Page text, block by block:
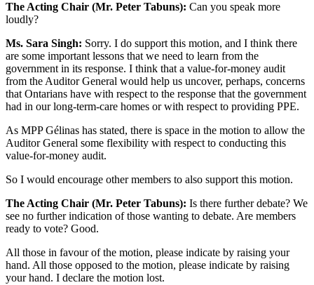
The Acting Chair (Mr. Peter Tabuns): Can you speak more
loudly?
Ms. Sara Singh: Sorry. I do support this motion, and I think there
are some important lessons that we need to learn from the
government in its response. I think that a value-for-money audit
from the Auditor General would help us uncover, perhaps, concerns
that Ontarians have with respect to the response that the government
had in our long-term-care homes or with respect to providing PPE.
As MPP Gélinas has stated, there is space in the motion to allow the
Auditor General some flexibility with respect to conducting this
value-for-money audit.
So I would encourage other members to also support this motion.
The Acting Chair (Mr. Peter Tabuns): Is there further debate? We
see no further indication of those wanting to debate. Are members
ready to vote? Good.
All those in favour of the motion, please indicate by raising your
hand. All those opposed to the motion, please indicate by raising
your hand. I declare the motion lost.